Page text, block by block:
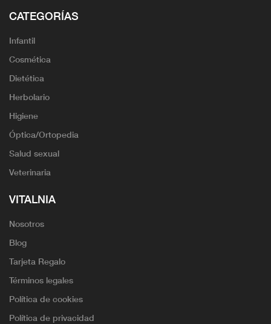
CATEGORÍAS
Infantil
Cosmética
Dietética
Herbolario
Higiene
Óptica/Ortopedia
Salud sexual
Veterinaria
VITALNIA
Nosotros
Blog
Tarjeta Regalo
Términos legales
Política de cookies
Política de privacidad